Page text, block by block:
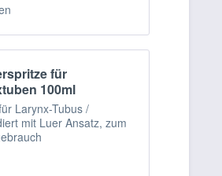
für
100ml
Larynx-Tubus /
mit Luer Ansatz, zum